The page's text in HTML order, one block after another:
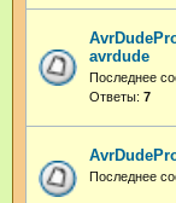
avrdude
Последнее
Ответы: 7
Последнее